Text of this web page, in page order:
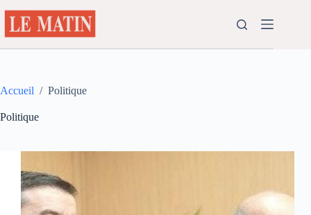
au
contenu
Accueil / Politique
Politique